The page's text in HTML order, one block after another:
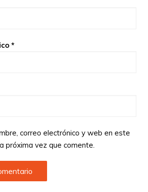
*
correo electrónico y web en este
próxima vez que comente.